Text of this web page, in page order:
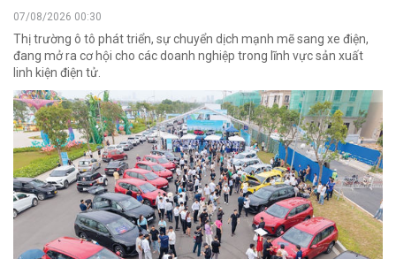
07/08/2026 00:30
Thị trường ô tô phát triển, sự chuyển dịch mạnh mẽ sang xe điện,
đang mở ra cơ hội cho các doanh nghiệp trong lĩnh vực sản xuất
linh kiện điện tử.